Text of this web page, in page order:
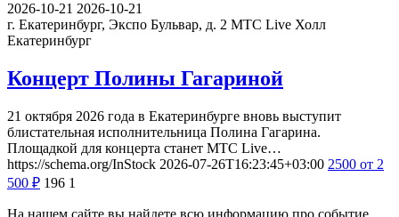
2026-10-21 2026-10-21
г. Екатеринбург, Экспо Бульвар, д. 2 МТС Live Холл
Екатеринбург
Концерт Полины Гагариной
21 октября 2026 года в Екатеринбурге вновь выступит
блистательная исполнительница Полина Гагарина.
Площадкой для концерта станет МТС Live…
https://schema.org/InStock 2026-07-26T16:23:45+03:00 2500 от 2
500 ₽ 196 1